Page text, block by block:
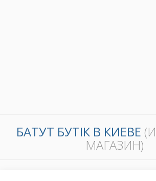
БАТУТ БУТІК В КИЕВЕ
МАГАЗИН)